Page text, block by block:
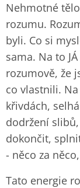
Nehmotné
rozumu.
byli. Co si
sama. Na to JÁ
rozumově, že
co vlastnili.
křivdách,
dodržení
dokončit,
- něco za
Tato energie